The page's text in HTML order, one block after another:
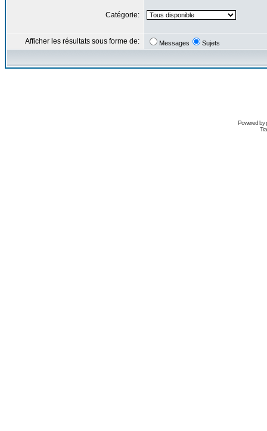
Catégorie:
Afficher les résultats sous forme de: Messages Sujets
Powered by